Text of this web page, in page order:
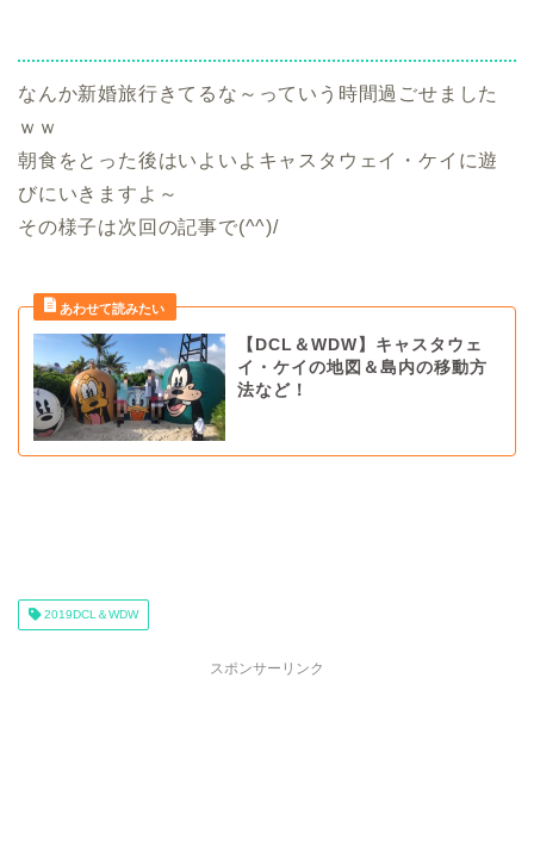
なんか新婚旅行きてるな～っていう時間過ごせました
ｗｗ
朝食をとった後はいよいよキャスタウェイ・ケイに遊
びにいきますよ～
その様子は次回の記事で(^^)/
【DCL＆WDW】キャスタウェ
イ・ケイの地図＆島内の移動方
法など！
2019DCL＆WDW
スポンサーリンク